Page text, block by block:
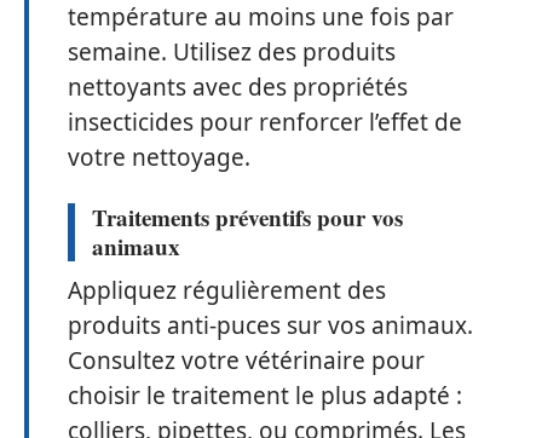
température au moins une fois par
semaine. Utilisez des produits
nettoyants avec des propriétés
insecticides pour renforcer l’effet de
votre nettoyage.
Traitements préventifs pour vos
animaux
Appliquez régulièrement des
produits anti-puces sur vos animaux.
Consultez votre vétérinaire pour
choisir le traitement le plus adapté :
colliers, pipettes, ou comprimés. Les